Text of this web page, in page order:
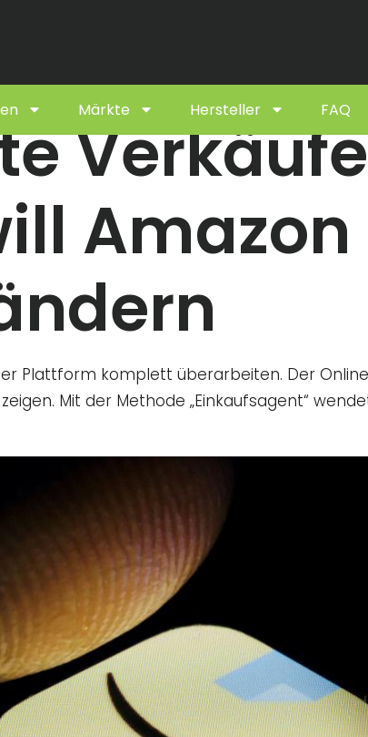
Märkte Hersteller FAQ
Amazon
Plattform komplett überarbeiten. Der
Mit der Methode „Einkaufsagent“